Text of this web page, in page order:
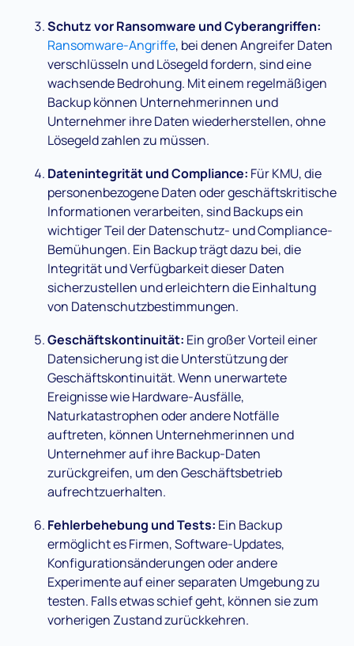
Schutz vor Ransomware und Cyberangriffen:
Ransomware-Angriffe, bei denen Angreifer Daten
verschlüsseln und Lösegeld fordern, sind eine
wachsende Bedrohung. Mit einem regelmäßigen
Backup können Unternehmerinnen und
Unternehmer ihre Daten wiederherstellen, ohne
Lösegeld zahlen zu müssen.
Datenintegrität und Compliance: Für KMU, die
personenbezogene Daten oder geschäftskritische
Informationen verarbeiten, sind Backups ein
wichtiger Teil der Datenschutz- und Compliance-
Bemühungen. Ein Backup trägt dazu bei, die
Integrität und Verfügbarkeit dieser Daten
sicherzustellen und erleichtern die Einhaltung
von Datenschutzbestimmungen.
Geschäftskontinuität: Ein großer Vorteil einer
Datensicherung ist die Unterstützung der
Geschäftskontinuität. Wenn unerwartete
Ereignisse wie Hardware-Ausfälle,
Naturkatastrophen oder andere Notfälle
auftreten, können Unternehmerinnen und
Unternehmer auf ihre Backup-Daten
zurückgreifen, um den Geschäftsbetrieb
aufrechtzuerhalten.
Fehlerbehebung und Tests: Ein Backup
ermöglicht es Firmen, Software-Updates,
Konfigurationsänderungen oder andere
Experimente auf einer separaten Umgebung zu
testen. Falls etwas schief geht, können sie zum
vorherigen Zustand zurückkehren.